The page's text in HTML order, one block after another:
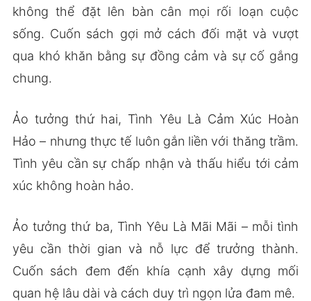
không thể đặt lên bàn cân mọi rối loạn cuộc
sống. Cuốn sách gợi mở cách đối mặt và vượt
qua khó khăn bằng sự đồng cảm và sự cố gắng
chung.
Ảo tưởng thứ hai, Tình Yêu Là Cảm Xúc Hoàn
Hảo – nhưng thực tế luôn gắn liền với thăng trầm.
Tình yêu cần sự chấp nhận và thấu hiểu tới cảm
xúc không hoàn hảo.
Ảo tưởng thứ ba, Tình Yêu Là Mãi Mãi – mỗi tình
yêu cần thời gian và nỗ lực để trưởng thành.
Cuốn sách đem đến khía cạnh xây dựng mối
quan hệ lâu dài và cách duy trì ngọn lửa đam mê.